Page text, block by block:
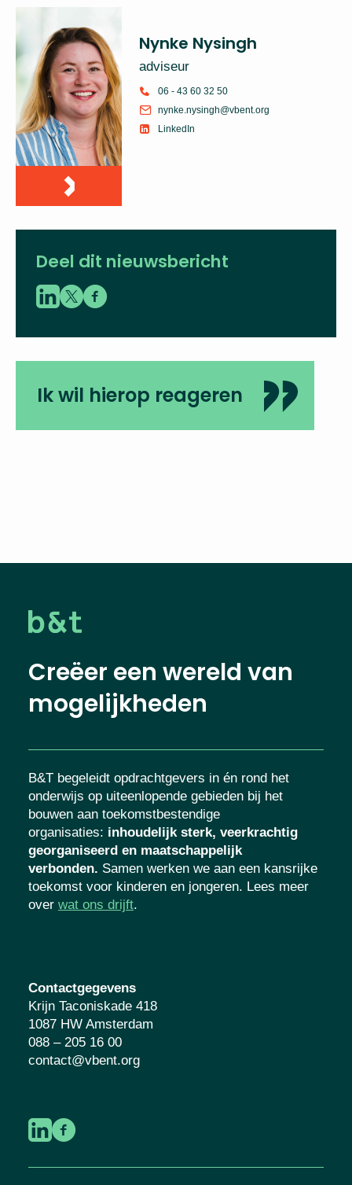
Nynke Nysingh
adviseur
06 - 43 60 32 50
nynke.nysingh@vbent.org
LinkedIn
Deel dit nieuwsbericht
Ik wil hierop reageren
Creëer een wereld van
mogelijkheden
B&T begeleidt opdrachtgevers in én rond het
onderwijs op uiteenlopende gebieden bij het
bouwen aan toekomstbestendige
organisaties: inhoudelijk sterk, veerkrachtig
georganiseerd en maatschappelijk
verbonden. Samen werken we aan een kansrijke
toekomst voor kinderen en jongeren. Lees meer
over wat ons drijft.
Contactgegevens
Krijn Taconiskade 418
1087 HW Amsterdam
088 – 205 16 00
contact@vbent.org